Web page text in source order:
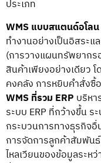
ประเภท
WMS แบบสแตนด์อโลน
ทำงานอย่างเป็นอิสระแ
(การวางแผนทรัพยากร
สินค้าเพียงอย่างเดียว
คงคลัง การหยิบคำสั่งซื้
WMS ที่รวม ERP บริห
ระบบ ERP ที่กว้างขึ้น ร
กระบวนการทางธุรกิจ
การจัดการลูกค้าสัมพัน
ไหลเวียนของข้อมูลระห